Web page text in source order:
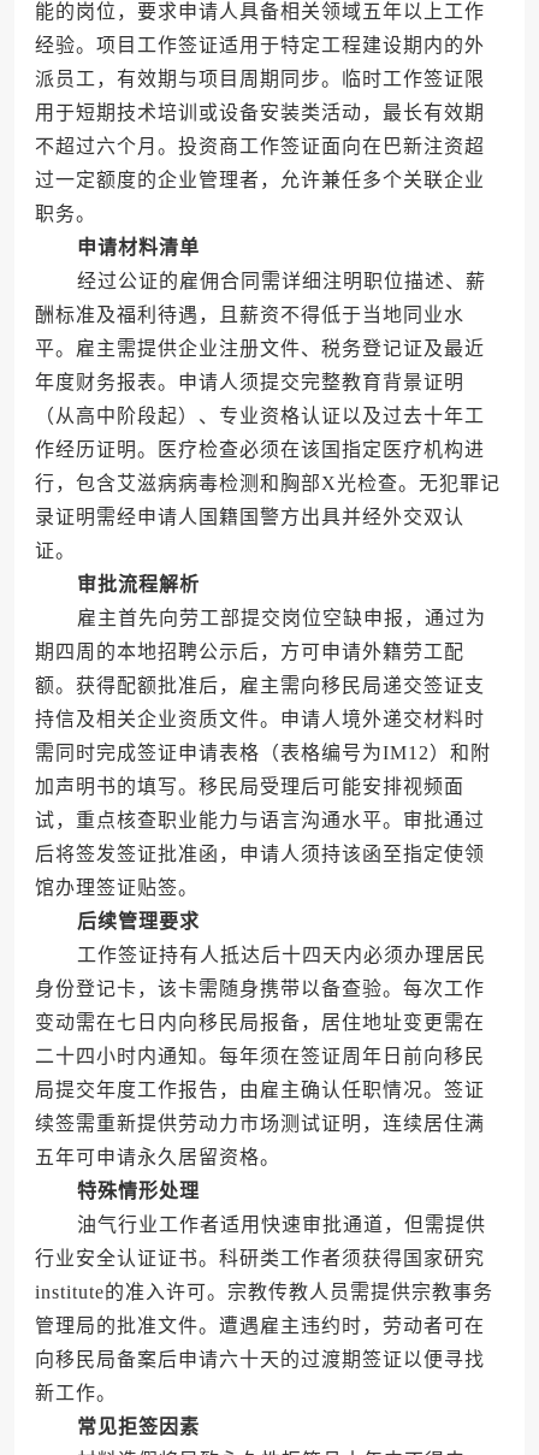
能的岗位，要求申请人具备相关领域五年以上工作
经验。项目工作签证适用于特定工程建设期内的外
派员工，有效期与项目周期同步。临时工作签证限
用于短期技术培训或设备安装类活动，最长有效期
不超过六个月。投资商工作签证面向在巴新注资超
过一定额度的企业管理者，允许兼任多个关联企业
职务。
申请材料清单
经过公证的雇佣合同需详细注明职位描述、薪
酬标准及福利待遇，且薪资不得低于当地同业水
平。雇主需提供企业注册文件、税务登记证及最近
年度财务报表。申请人须提交完整教育背景证明
（从高中阶段起）、专业资格认证以及过去十年工
作经历证明。医疗检查必须在该国指定医疗机构进
行，包含艾滋病病毒检测和胸部X光检查。无犯罪记
录证明需经申请人国籍国警方出具并经外交双认
证。
审批流程解析
雇主首先向劳工部提交岗位空缺申报，通过为
期四周的本地招聘公示后，方可申请外籍劳工配
额。获得配额批准后，雇主需向移民局递交签证支
持信及相关企业资质文件。申请人境外递交材料时
需同时完成签证申请表格（表格编号为IM12）和附
加声明书的填写。移民局受理后可能安排视频面
试，重点核查职业能力与语言沟通水平。审批通过
后将签发签证批准函，申请人须持该函至指定使领
馆办理签证贴签。
后续管理要求
工作签证持有人抵达后十四天内必须办理居民
身份登记卡，该卡需随身携带以备查验。每次工作
变动需在七日内向移民局报备，居住地址变更需在
二十四小时内通知。每年须在签证周年日前向移民
局提交年度工作报告，由雇主确认任职情况。签证
续签需重新提供劳动力市场测试证明，连续居住满
五年可申请永久居留资格。
特殊情形处理
油气行业工作者适用快速审批通道，但需提供
行业安全认证证书。科研类工作者须获得国家研究
institute的准入许可。宗教传教人员需提供宗教事务
管理局的批准文件。遭遇雇主违约时，劳动者可在
向移民局备案后申请六十天的过渡期签证以便寻找
新工作。
常见拒签因素